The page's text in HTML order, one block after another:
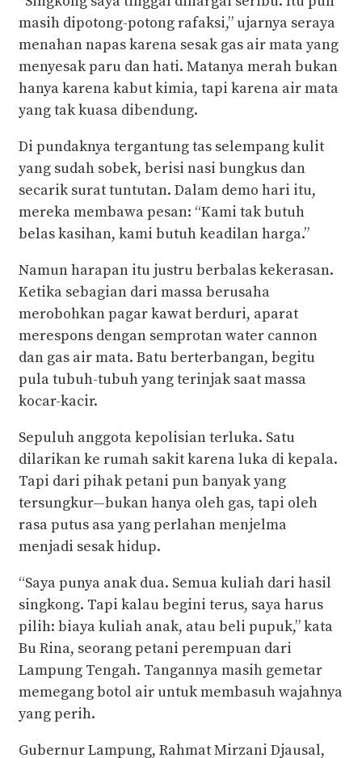
masih dipotong-potong rafaksi,” ujarnya seraya
menahan napas karena sesak gas air mata yang
menyesak paru dan hati. Matanya merah bukan
hanya karena kabut kimia, tapi karena air mata
yang tak kuasa dibendung.
Di pundaknya tergantung tas selempang kulit
yang sudah sobek, berisi nasi bungkus dan
secarik surat tuntutan. Dalam demo hari itu,
mereka membawa pesan: “Kami tak butuh
belas kasihan, kami butuh keadilan harga.”
Namun harapan itu justru berbalas kekerasan.
Ketika sebagian dari massa berusaha
merobohkan pagar kawat berduri, aparat
merespons dengan semprotan water cannon
dan gas air mata. Batu berterbangan, begitu
pula tubuh-tubuh yang terinjak saat massa
kocar-kacir.
Sepuluh anggota kepolisian terluka. Satu
dilarikan ke rumah sakit karena luka di kepala.
Tapi dari pihak petani pun banyak yang
tersungkur—bukan hanya oleh gas, tapi oleh
rasa putus asa yang perlahan menjelma
menjadi sesak hidup.
“Saya punya anak dua. Semua kuliah dari hasil
singkong. Tapi kalau begini terus, saya harus
pilih: biaya kuliah anak, atau beli pupuk,” kata
Bu Rina, seorang petani perempuan dari
Lampung Tengah. Tangannya masih gemetar
memegang botol air untuk membasuh wajahnya
yang perih.
Gubernur Lampung, Rahmat Mirzani Djausal,